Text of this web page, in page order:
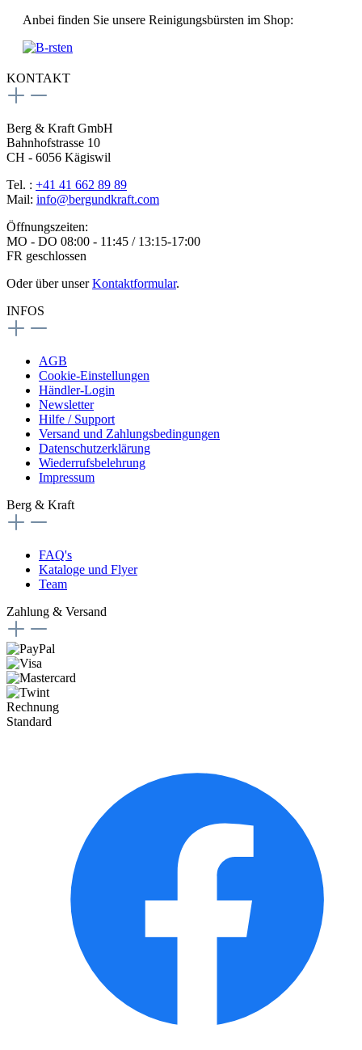
Anbei finden Sie unsere Reinigungsbürsten im Shop:
KONTAKT
Berg & Kraft GmbH
Bahnhofstrasse 10
CH - 6056 Kägiswil
Tel. : +41 41 662 89 89
Mail: info@bergundkraft.com
Öffnungszeiten:
MO - DO 08:00 - 11:45 / 13:15-17:00
FR geschlossen
Oder über unserKontaktformular.
INFOS
AGB
Cookie-Einstellungen
Händler-Login
Newsletter
Hilfe / Support
Versand und Zahlungsbedingungen
Datenschutzerklärung
Wiederrufsbelehrung
Impressum
Berg & Kraft
FAQ's
Kataloge und Flyer
Team
Zahlung & Versand
Rechnung
Standard